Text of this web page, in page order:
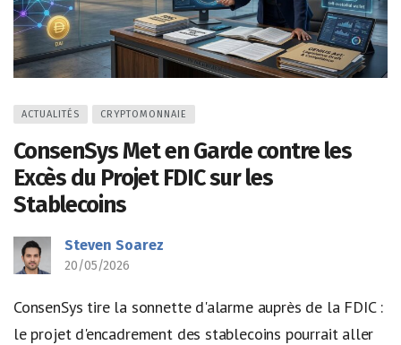
ACTUALITÉS CRYPTOMONNAIE
ConsenSys Met en Garde contre les
Excès du Projet FDIC sur les
Stablecoins
Steven Soarez
20/05/2026
ConsenSys tire la sonnette d'alarme auprès de la FDIC :
le projet d'encadrement des stablecoins pourrait aller